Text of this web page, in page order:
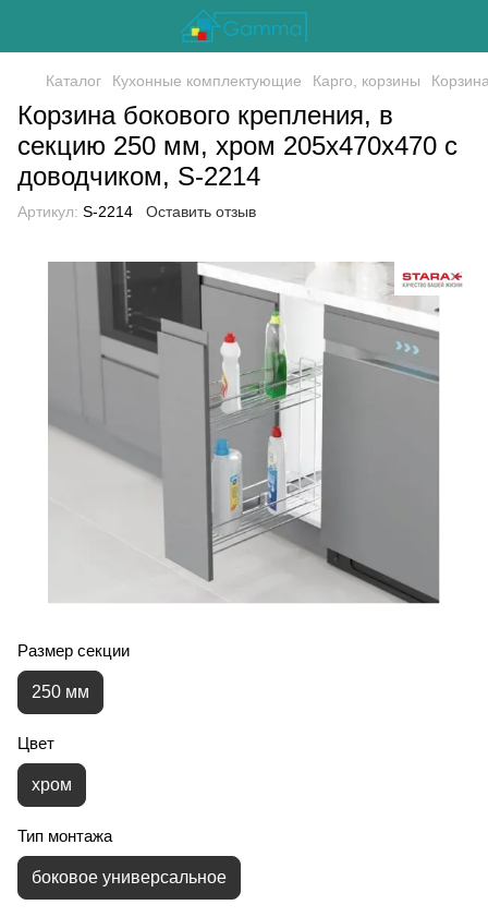
Каталог Кухонные комплектующие Карго, корзины
Корзина бокового крепления, в
секцию 250 мм, хром 205х470х470 с
доводчиком, S-2214
Артикул: S-2214 Оставить отзыв
Размер секции
250 мм
Цвет
хром
Тип монтажа
боковое универсальное